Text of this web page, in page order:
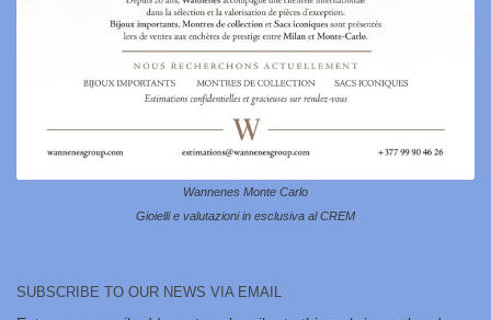
Wannenes Monte Carlo
Gioielli e valutazioni in esclusiva al CREM
SUBSCRIBE TO OUR NEWS VIA EMAIL